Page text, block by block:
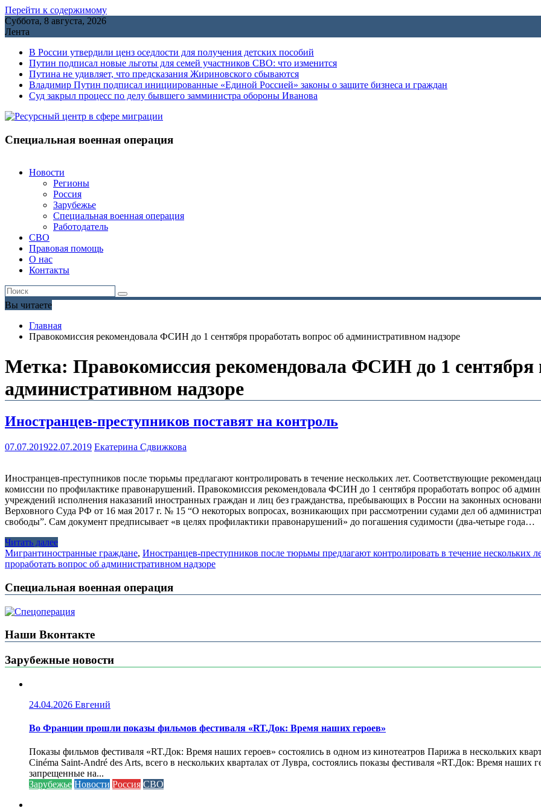
Перейти к содержимому
Суббота, 8 августа, 2026
Лента
В России утвердили ценз оседлости для получения детских пособий
Путин подписал новые льготы для семей участников СВО: что изменится
Путина не удивляет, что предсказания Жириновского сбываются
Владимир Путин подписал инициированные «Единой Россией» законы о защите бизнеса и граждан
Cуд закрыл процесс по делу бывшего замминистра обороны Иванова
Специальная военная операция
Новости
Регионы
Россия
Зарубежье
Специальная военная операция
Работодатель
СВО
Правовая помощь
О нас
Контакты
Вы читаете
Главная
Правокомиссия рекомендовала ФСИН до 1 сентября проработать вопрос об административном надзоре
Метка: Правокомиссия рекомендовала ФСИН до 1 сентября
административном надзоре
Иностранцев-преступников поставят на контроль
07.07.201922.07.2019 Екатерина Сдвижкова
Иностранцев-преступников после тюрьмы предлагают контролировать в течение нескольких лет. Соответствующие
комиссии по профилактике правонарушений. Правокомиссия рекомендовала ФСИН до 1 сентября проработать вопрос об
учреждений исполнения наказаний иностранных граждан и лиц без гражданства, пребывающих в России на законных
Верховного Суда РФ от 16 мая 2017 г. № 15 “О некоторых вопросах, возникающих при рассмотрении судами дел об
свободы”. Сам документ предписывает «в целях профилактики правонарушений» до погашения судимости (два-четыре года…
Читать далее
Мигрантиностранные граждане, Иностранцев-преступников после тюрьмы предлагают контролировать в течение нескольких
проработать вопрос об административном надзоре
Специальная военная операция
Наши Вконтакте
Зарубежные новости
24.04.2026 Евгений
Во Франции прошли показы фильмов фестиваля «RT.Док: Время наших героев»
Показы фильмов фестиваля «RT.Док: Время наших героев» состоялись в одном из кинотеатров Парижа в нескольких
Cinéma Saint-André des Arts, всего в нескольких кварталах от Лувра, состоялись показы фестиваля «RT.Док: Время
запрещенные на...
Зарубежье Новости Россия СВО